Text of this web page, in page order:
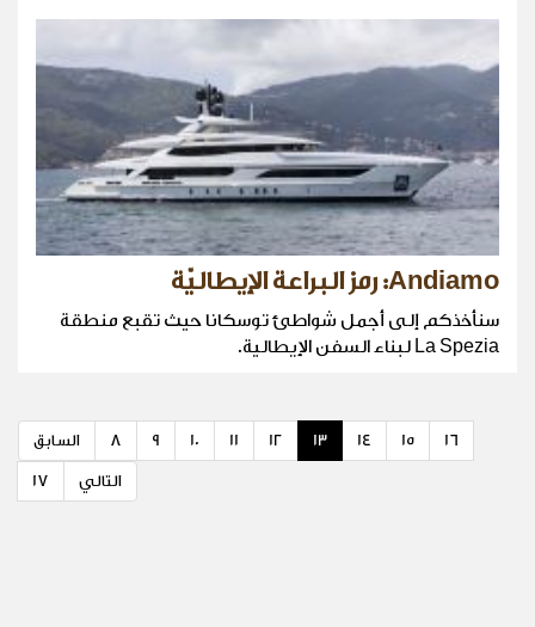
Andiamo: رمز البراعة الإيطاليّة
سنأخذكم إلى أجمل شواطئ توسكانا حيث تقبع منطقة
La Spezia لبناء السفن الإيطالية.
السابق 8 9 10 11 12 13 14 15 16
17 التالي